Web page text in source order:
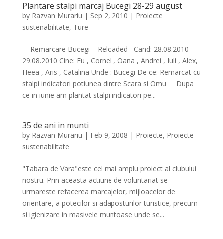
Plantare stalpi marcaj Bucegi 28-29 august
by Razvan Murariu | Sep 2, 2010 | Proiecte
sustenabilitate, Ture
Remarcare Bucegi – Reloaded Cand: 28.08.2010-
29.08.2010 Cine: Eu , Cornel , Oana , Andrei , Iuli , Alex,
Heea , Aris , Catalina Unde : Bucegi De ce: Remarcat cu
stalpi indicatori potiunea dintre Scara si Omu Dupa
ce in iunie am plantat stalpi indicatori pe...
35 de ani in munti
by Razvan Murariu | Feb 9, 2008 | Proiecte, Proiecte
sustenabilitate
"Tabara de Vara"este cel mai amplu proiect al clubului
nostru. Prin aceasta actiune de voluntariat se
urmareste refacerea marcajelor, mijloacelor de
orientare, a potecilor si adaposturilor turistice, precum
si igienizare in masivele muntoase unde se...